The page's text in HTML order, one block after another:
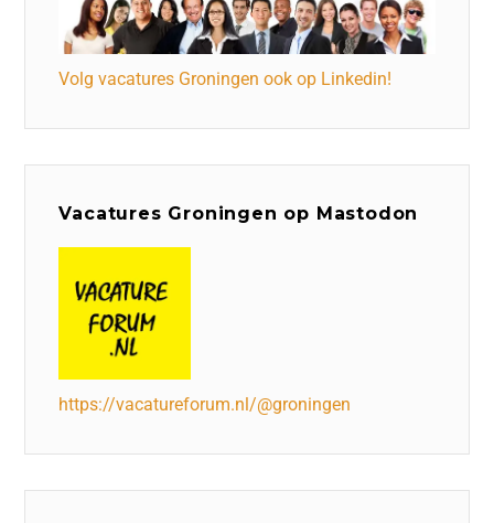
Volg vacatures Groningen ook op Linkedin!
Vacatures Groningen op Mastodon
https://vacatureforum.nl/@groningen